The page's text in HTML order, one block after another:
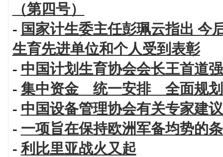
（第四号）
- 国家计生委主任彭珮云指出 今
生育先进单位和个人受到表彰
- 中国计划生育协会会长王首道
- 集中资金 统一安排 全面规划
- 中国设备管理协会有关专家建
- 一项旨在保持欧洲军备均势的
-利比里亚战火又起